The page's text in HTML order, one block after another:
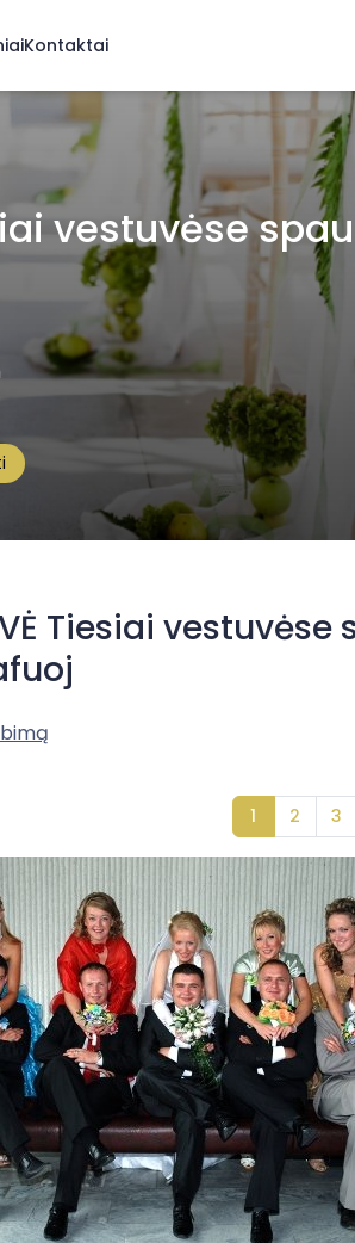
Kontaktai
vestuvėse
Tiesiai
1 2 3